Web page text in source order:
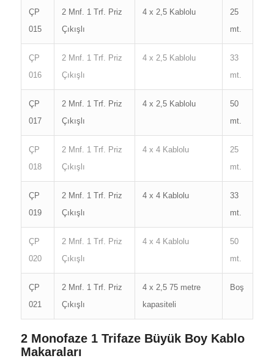
ÇP
015
2 Mnf. 1 Trf. Priz
Çıkışlı
4 x 2,5 Kablolu
25
mt.
ÇP
016
2 Mnf. 1 Trf. Priz
Çıkışlı
4 x 2,5 Kablolu
33
mt.
ÇP
017
2 Mnf. 1 Trf. Priz
Çıkışlı
4 x 2,5 Kablolu
50
mt.
ÇP
018
2 Mnf. 1 Trf. Priz
Çıkışlı
4 x 4 Kablolu
25
mt.
ÇP
019
2 Mnf. 1 Trf. Priz
Çıkışlı
4 x 4 Kablolu
33
mt.
ÇP
020
2 Mnf. 1 Trf. Priz
Çıkışlı
4 x 4 Kablolu
50
mt.
ÇP
021
2 Mnf. 1 Trf. Priz
Çıkışlı
4 x 2,5 75 metre
kapasiteli
Boş
2 Monofaze 1 Trifaze Büyük Boy Kablo
Makaraları